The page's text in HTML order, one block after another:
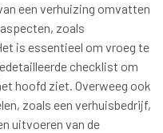
een verhuizing omvatten
zoals
is essentieel om vroeg te
checklist om
hoofd ziet. Overweeg ook
zoals een verhuisbedrijf,
uitvoeren van de